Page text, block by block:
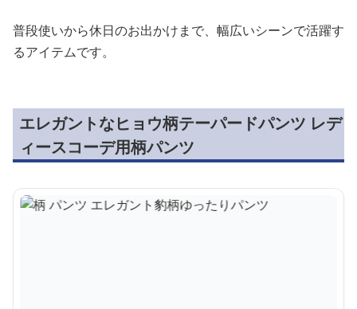
普段使いから休日のお出かけまで、幅広いシーンで活躍す
るアイテムです。
エレガントなヒョウ柄テーパードパンツ レデ
ィースコーデ用柄パンツ